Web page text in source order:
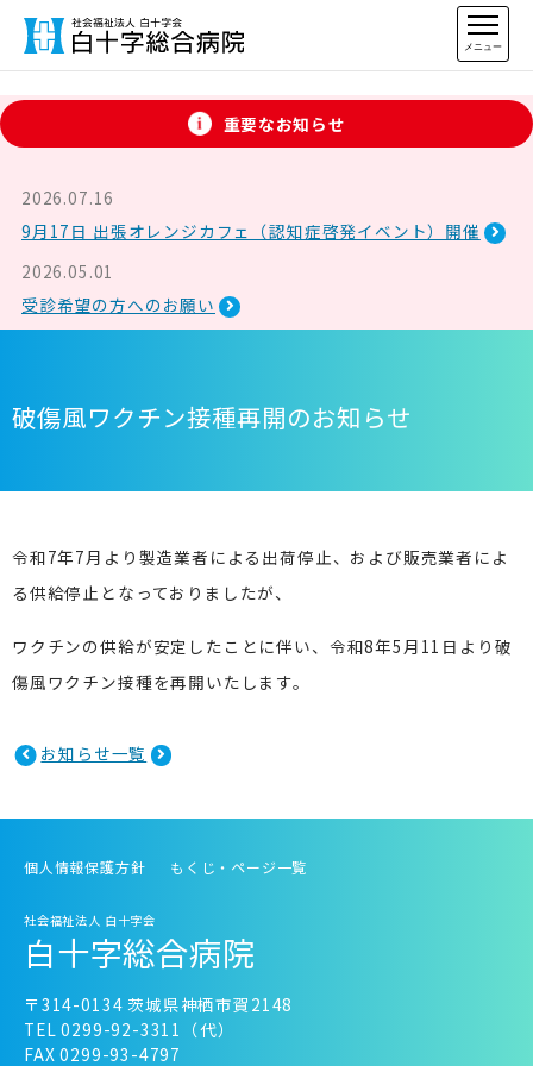
メニュー
重要なお知らせ
2026.07.16
9月17日 出張オレンジカフェ（認知症啓発イベント）開催
2026.05.01
受診希望の方へのお願い
破傷風ワクチン接種再開のお知らせ
令和7年7月より製造業者による出荷停止、および販売業者によ
る供給停止となっておりましたが、
ワクチンの供給が安定したことに伴い、令和8年5月11日より破
傷風ワクチン接種を再開いたします。
お知らせ一覧
個人情報保護方針 もくじ・ページ一覧
社会福祉法人 白十字会
白十字総合病院
〒314-0134 茨城県神栖市賀2148
TEL 0299-92-3311（代）
FAX 0299-93-4797